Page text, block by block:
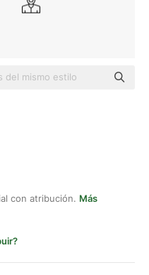
con atribución. Más